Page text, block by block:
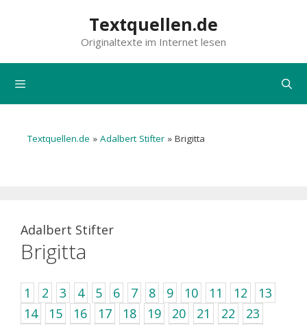
Textquellen.de
Originaltexte im Internet lesen
Textquellen.de » Adalbert Stifter » Brigitta
Adalbert Stifter
Brigitta
1 2 3 4 5 6 7 8 9 10 11 12
13
14
15 16 17 18 19 20 21 22
23